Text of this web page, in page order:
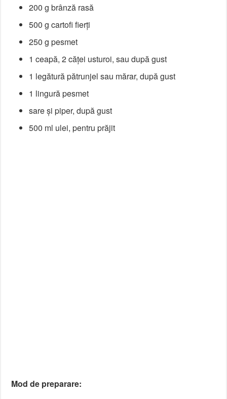
200 g brânză rasă
500 g cartofi fierți
250 g pesmet
1 ceapă, 2 căței usturoi, sau după gust
1 legătură pătrunjel sau mărar, după gust
1 lingură pesmet
sare și piper, după gust
500 ml ulei, pentru prăjit
Mod de preparare: